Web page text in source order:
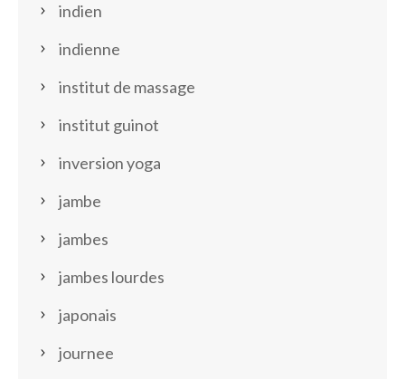
indien
indienne
institut de massage
institut guinot
inversion yoga
jambe
jambes
jambes lourdes
japonais
journee